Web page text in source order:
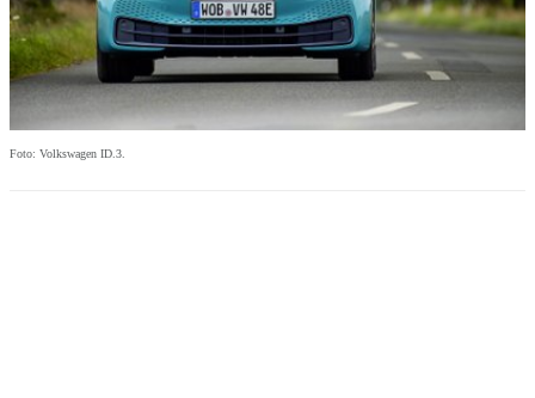
Foto: Volkswagen ID.3.